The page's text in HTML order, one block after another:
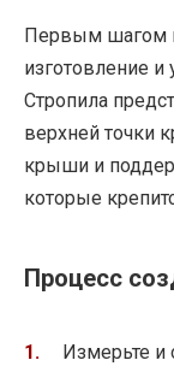
Первым шагом в
изготовление и
Стропила
верхней точки
крыши и
которые
Процесс
Измерьте и